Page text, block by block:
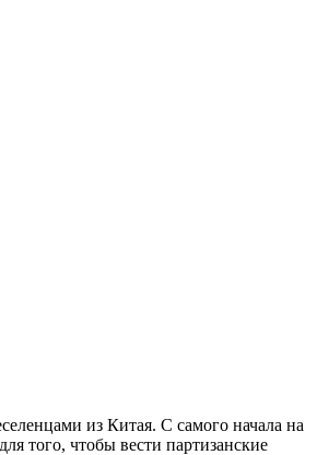
из Китая. С самого начала на
того, чтобы вести партизанские